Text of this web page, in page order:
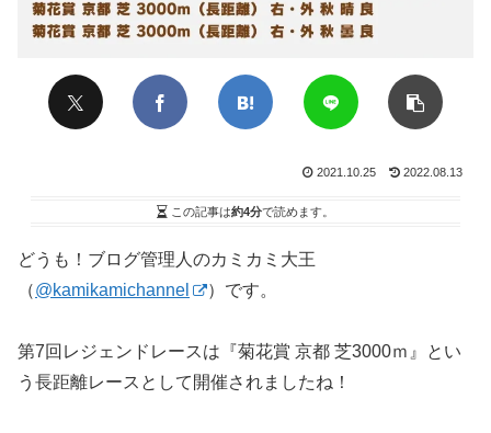
2021.10.25 2022.08.13
この記事は約4分で読めます。
どうも！ブログ管理人のカミカミ大王
（@kamikamichannel ）です。
第7回レジェンドレースは『菊花賞 京都 芝3000ｍ』とい
う長距離レースとして開催されましたね！